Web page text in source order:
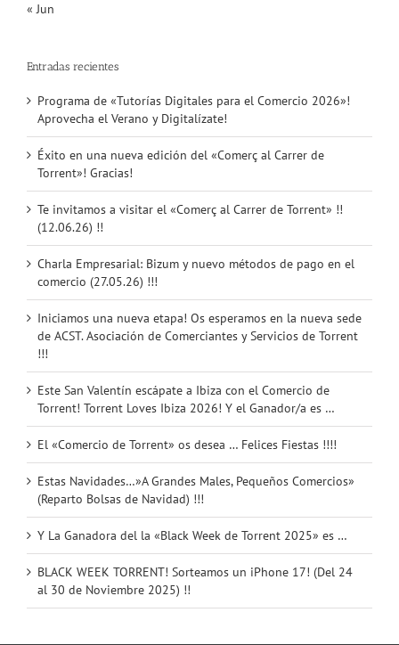
« Jun
Entradas recientes
Programa de «Tutorías Digitales para el Comercio 2026»!
Aprovecha el Verano y Digitalízate!
Éxito en una nueva edición del «Comerç al Carrer de
Torrent»! Gracias!
Te invitamos a visitar el «Comerç al Carrer de Torrent» !!
(12.06.26) !!
Charla Empresarial: Bizum y nuevo métodos de pago en el
comercio (27.05.26) !!!
Iniciamos una nueva etapa! Os esperamos en la nueva sede
de ACST. Asociación de Comerciantes y Servicios de Torrent
!!!
Este San Valentín escápate a Ibiza con el Comercio de
Torrent! Torrent Loves Ibiza 2026! Y el Ganador/a es …
El «Comercio de Torrent» os desea … Felices Fiestas !!!!
Estas Navidades…»A Grandes Males, Pequeños Comercios»
(Reparto Bolsas de Navidad) !!!
Y La Ganadora del la «Black Week de Torrent 2025» es …
BLACK WEEK TORRENT! Sorteamos un iPhone 17! (Del 24
al 30 de Noviembre 2025) !!